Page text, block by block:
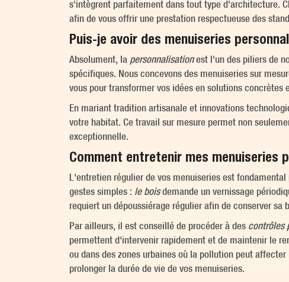
s'intègrent parfaitement dans tout type d'architecture.
afin de vous offrir une prestation respectueuse des
Puis-je avoir des menuiseries
Absolument, la personnalisationest l'un des piliers de
spécifiques. Nous concevons des menuiseries sur
vous pour transformer vos idées en solutions concrètes
En mariant tradition artisanale et innovations
votre habitat. Ce travail sur mesure permet non
exceptionnelle.
Comment entretenir mes menuiseries
L'entretien régulier de vos menuiseries est
gestes simples : le boisdemande un vernissage
requiert un dépoussiérage régulier afin de conserver
Par ailleurs, il est conseillé de procéder à des contrôles
permettent d'intervenir rapidement et de maintenir le
ou dans des zones urbaines où la pollution peut
prolonger la durée de vie de vos menuiseries.